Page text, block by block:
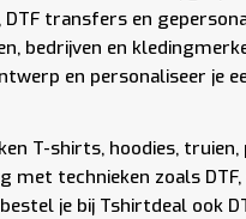
DTF transfers en
bedrijven en
en personaliseer je
T-shirts, hoodies, truien,
met technieken zoals
je bij Tshirtdeal ook